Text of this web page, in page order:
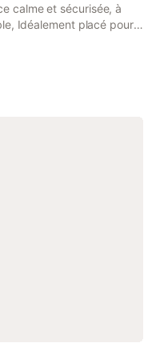
calme et sécurisée, à
Idéalement placé pour
le soir pour admirer de